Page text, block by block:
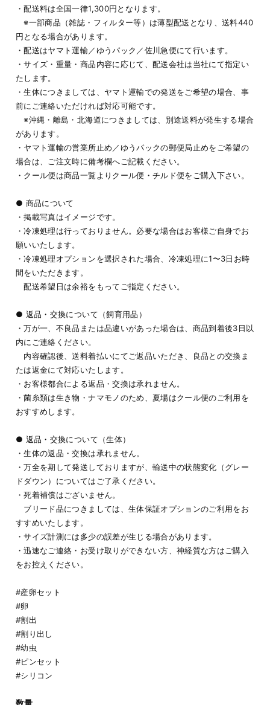
・配送料は全国一律1,300円となります。
※一部商品（雑誌・フィルター等）は薄型配送となり、送料440
円となる場合があります。
・配送はヤマト運輸／ゆうパック／佐川急便にて行います。
・サイズ・重量・商品内容に応じて、配送会社は当社にて指定い
たします。
・生体につきましては、ヤマト運輸での発送をご希望の場合、事
前にご連絡いただければ対応可能です。
※沖縄・離島・北海道につきましては、別途送料が発生する場合
があります。
・ヤマト運輸の営業所止め／ゆうパックの郵便局止めをご希望の
場合は、ご注文時に備考欄へご記載ください。
・クール便は商品一覧よりクール便・チルド便をご購入下さい。
● 商品について
・掲載写真はイメージです。
・冷凍処理は行っておりません。必要な場合はお客様ご自身でお
願いいたします。
・冷凍処理オプションを選択された場合、冷凍処理に1〜3日お時
間をいただきます。
配送希望日は余裕をもってご指定ください。
● 返品・交換について（飼育用品）
・万が一、不良品または品違いがあった場合は、商品到着後3日以
内にご連絡ください。
内容確認後、送料着払いにてご返品いただき、良品との交換ま
たは返金にて対応いたします。
・お客様都合による返品・交換は承れません。
・菌糸類は生き物・ナマモノのため、夏場はクール便のご利用を
おすすめします。
● 返品・交換について（生体）
・生体の返品・交換は承れません。
・万全を期して発送しておりますが、輸送中の状態変化（グレー
ドダウン）についてはご了承ください。
・死着補償はございません。
ブリード品につきましては、生体保証オプションのご利用をお
すすめいたします。
・サイズ計測には多少の誤差が生じる場合があります。
・迅速なご連絡・お受け取りができない方、神経質な方はご購入
をお控えください。
#産卵セット
#卵
#割出
#割り出し
#幼虫
#ピンセット
#シリコン
数量